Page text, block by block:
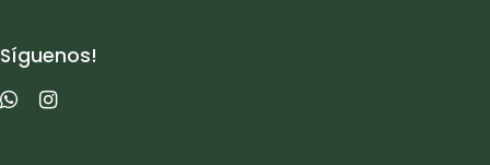
Síguenos!